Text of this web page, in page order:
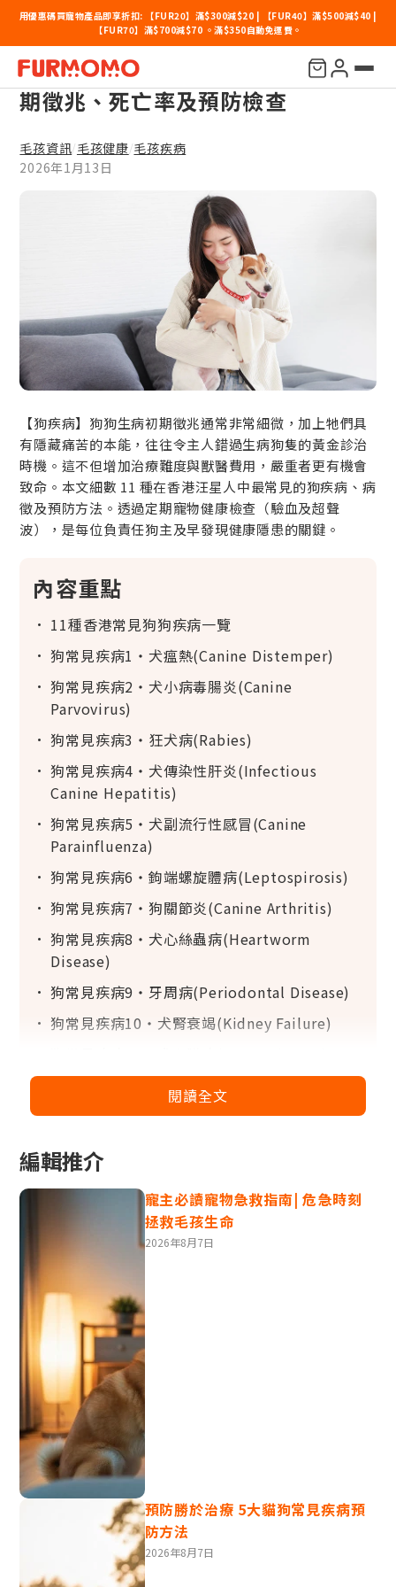
用優惠碼買寵物產品即享折扣: 【FUR20】滿$300減$20 | 【FUR40】滿$500減$40 |
【FUR70】滿$700減$70 。滿$350自動免運費。
11種常見狗疾病：拆解狗狗病症初
期徵兆、死亡率及預防檢查
毛孩資訊/毛孩健康/毛孩疾病
2026年1月13日
【狗疾病】狗狗生病初期徵兆通常非常細微，加上牠們具
有隱藏痛苦的本能，往往令主人錯過生病狗隻的黃金診治
時機。這不但增加治療難度與獸醫費用，嚴重者更有機會
致命。本文細數 11 種在香港汪星人中最常見的狗疾病、病
徵及預防方法。透過定期寵物健康檢查（驗血及超聲
波），是每位負責任狗主及早發現健康隱患的關鍵。
內容重點
11種香港常見狗狗疾病一覽
狗常見疾病1‧犬瘟熱(Canine Distemper)
狗常見疾病2‧犬小病毒腸炎(Canine
Parvovirus)
狗常見疾病3‧狂犬病(Rabies)
狗常見疾病4‧犬傳染性肝炎(Infectious
Canine Hepatitis)
狗常見疾病5‧犬副流行性感冒(Canine
Parainfluenza)
狗常見疾病6‧鉤端螺旋體病(Leptospirosis)
狗常見疾病7‧狗關節炎(Canine Arthritis)
狗常見疾病8‧犬心絲蟲病(Heartworm
Disease)
狗常見疾病9‧牙周病(Periodontal Disease)
狗常見疾病10‧犬腎衰竭(Kidney Failure)
如何預防狗狗常見疾病？
更多相關
11種香港常見狗狗疾病一覽
狗常見疾病1‧犬瘟熱(Canine
Distemper)
由犬瘟熱病毒引起，主要通過空氣和接觸傳播。犬瘟熱具
高傳染性，所有年齡的狗隻都有機會感染，特別是幼犬和
接種疫苗 的狗隻。
病徵：發燒、咳嗽、鼻涕、嘔吐、腹瀉、、後
期會出現癲癇抽搐
死亡率：極高，幼犬及未打針狗隻高達 50-
80%
預防方法：接種犬瘟熱疫苗
狗常見疾病2‧犬小病毒腸炎
閱讀全文
編輯推介
寵主必讀寵物急救指南| 危急時刻
拯救毛孩生命
2026年8月7日
預防勝於治療 5大貓狗常見疾病預
防方法
2026年8月7日